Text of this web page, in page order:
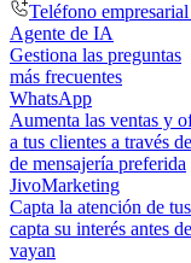
Teléfono
Agente de IA
Gestiona las preguntas
más frecuentes
WhatsApp
Aumenta las ventas y
a tus clientes a través
de mensajería preferida
JivoMarketing
Capta la atención de
capta su interés antes
vayan